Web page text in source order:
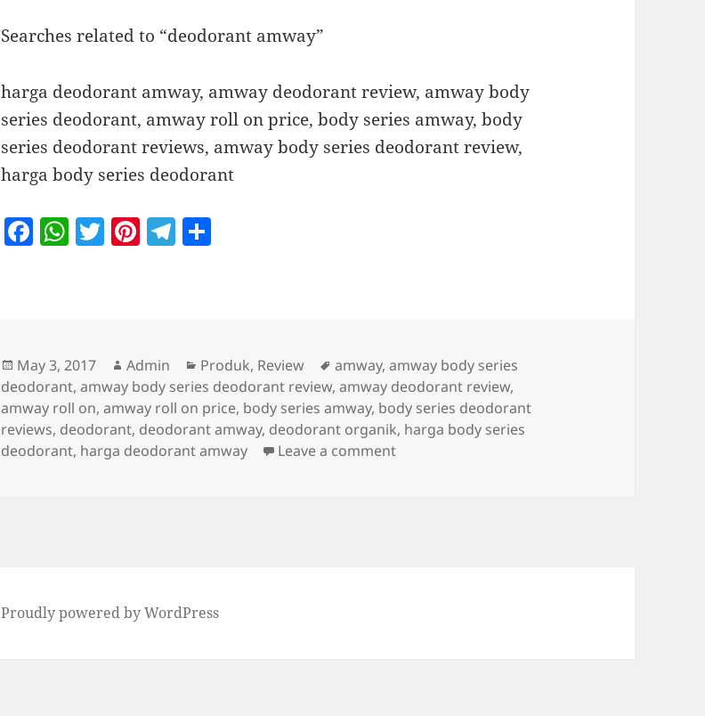
Searches related to “deodorant amway”
harga deodorant amway, amway deodorant review, amway body
series deodorant, amway roll on price, body series amway, body
series deodorant reviews, amway body series deodorant review,
harga body series deodorant
F
o
o
k
W
p
p
T Pi T
m
Posted
on
May 3, 2017 Author
Admin Categories
Produk, Review Tags
amway,amway body series
deodorant,amway body series deodorant review,amway deodorant review,
amway roll on,amway roll on price, body series amway, body series deodorant
reviews, deodorant, deodorant amway, deodorant organik, harga body series
deodorant, harga deodorant amway Leave a commenton Body series roll on Amway deodorant
Proudly powered by WordPress